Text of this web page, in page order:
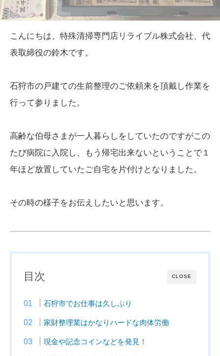
こんにちは、特殊清掃専門店リライブル株式会社、代
表取締役の鈴木です。
石狩市の戸建ての生前整理のご依頼来を頂戴し作業を
行って参りました。
高齢な伯母さまが一人暮らしをしていたのですがこの
たび病院に入院し、もう帰宅出来ないということで１
年ほど放置していたご自宅を片付けとなりました。
その時の様子をお伝えしたいと思います。
CLOSE
目次
石狩市でお仕事は久しぶり
家財整理業はかなりハードな肉体労働
現金や記念コインなどを発見！